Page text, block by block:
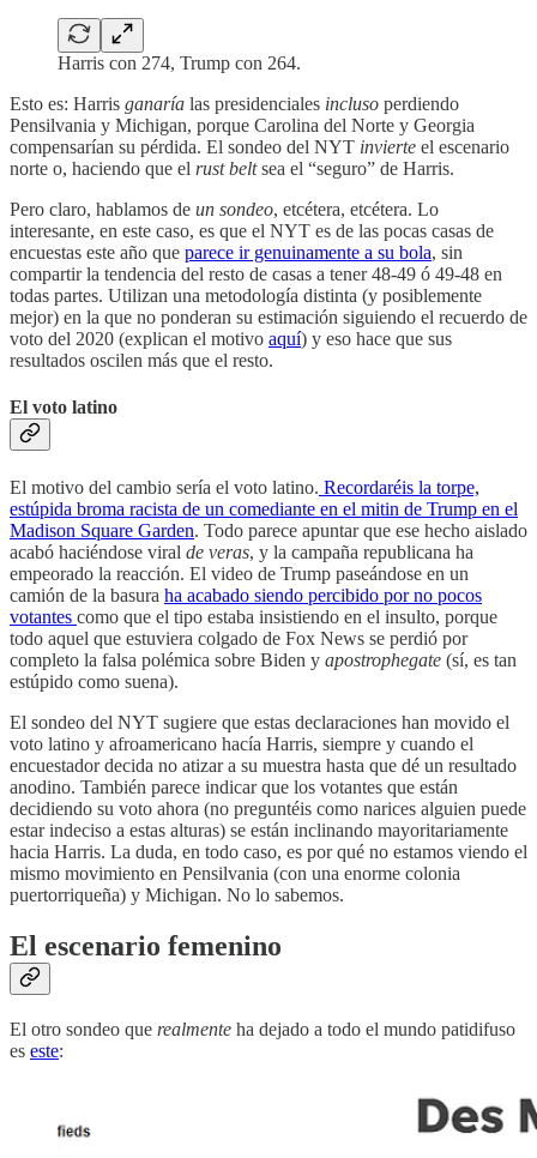
Harris con 274, Trump con 264.
Esto es: Harris ganaría las presidenciales incluso perdiendo
Pensilvania y Michigan, porque Carolina del Norte y Georgia
compensarían su pérdida. El sondeo del NYT invierte el escenario
norte o, haciendo que el rust beltsea el “seguro” de Harris.
Pero claro, hablamos de un sondeo, etcétera, etcétera. Lo
interesante, en este caso, es que el NYT es de las pocas casas de
encuestas este año que parece ir genuinamente a su bola, sin
compartir la tendencia del resto de casas a tener 48-49 ó 49-48 en
todas partes. Utilizan una metodología distinta (y posiblemente
mejor) en la que no ponderan su estimación siguiendo el recuerdo de
voto del 2020 (explican el motivo aquí) y eso hace que sus
resultados oscilen más que el resto.
El voto latino
El motivo del cambio sería el voto latino. Recordaréis la torpe,
estúpida broma racista de un comediante en el mitin de Trump en el
Madison Square Garden. Todo parece apuntar que ese hecho aislado
acabó haciéndose viral de veras, y la campaña republicana ha
empeorado la reacción. El video de Trump paseándose en un
camión de la basura ha acabado siendo percibido por no pocos
votantes como que el tipo estaba insistiendo en el insulto, porque
todo aquel que estuviera colgado de Fox News se perdió por
completo la falsa polémica sobre Biden y apostrophegate (sí, es tan
estúpido como suena).
El sondeo del NYT sugiere que estas declaraciones han movido el
voto latino y afroamericano hacía Harris, siempre y cuando el
encuestador decida no atizar a su muestra hasta que dé un resultado
anodino. También parece indicar que los votantes que están
decidiendo su voto ahora (no preguntéis como narices alguien puede
estar indeciso a estas alturas) se están inclinando mayoritariamente
hacia Harris. La duda, en todo caso, es por qué no estamos viendo el
mismo movimiento en Pensilvania (con una enorme colonia
puertorriqueña) y Michigan. No lo sabemos.
El escenario femenino
El otro sondeo que realmente ha dejado a todo el mundo patidifuso
es este: